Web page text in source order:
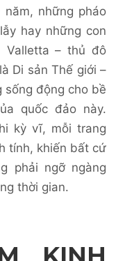
những pháo
hay những con
Valletta – thủ đô
Di sản Thế giới –
sống động cho bề
quốc đảo này.
kỳ vĩ, mỗi trang
tính, khiến bất cứ
phải ngỡ ngàng
thời gian.